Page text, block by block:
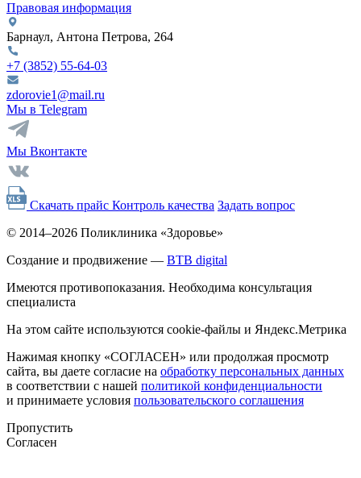
Правовая информация
Барнаул, Антона Петрова, 264
+7 (3852) 55-64-03
zdorovie1@mail.ru
Мы в Telegram
Мы Вконтакте
Скачать прайс Контроль качества Задать вопрос
© 2014–2026 Поликлиника «Здоровье»
Создание и продвижение — BTB digital
Имеются противопоказания. Необходима консультация
специалиста
На этом сайте используются cookie-файлы и Яндекс.Метрика
Нажимая кнопку «СОГЛАСЕН» или продолжая просмотр
сайта, вы даете согласие на обработку персональных данных
в соответствии с нашей политикой конфиденциальности
и принимаете условия пользовательского соглашения
Пропустить
Согласен